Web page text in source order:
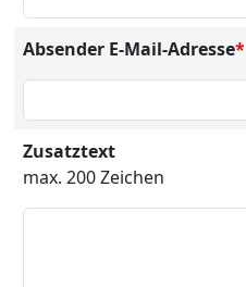
Absender E-Mail-Adresse*
Zusatztext
max. 200 Zeichen